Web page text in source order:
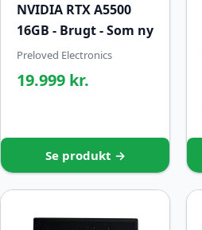
NVIDIA RTX A5500
16GB - Brugt - Som ny
Preloved Electronics
19.999 kr.
Se produkt →